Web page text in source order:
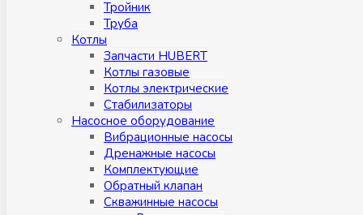
Тройник
Труба
Котлы
Запчасти HUBERT
Котлы газовые
Котлы электрические
Стабилизаторы
Насосное оборудование
Вибрационные насосы
Дренажные насосы
Комплектующие
Обратный клапан
Скважинные насосы